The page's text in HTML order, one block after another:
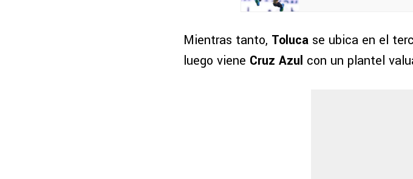
Mientras tanto, Toluca se ubica en el
luego viene Cruz Azul con un plantel